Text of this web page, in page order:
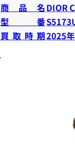
商品名 DIOR
型番
買取時期2025